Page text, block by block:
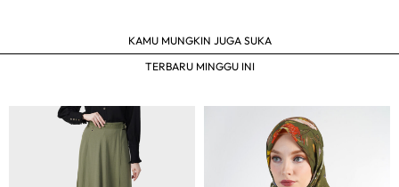
Headscarf Printing dengan motif ornamental yang kaya
Pilihan ideal untuk gaya elegan di berbagai kesempatan
Mudah dipadukan dengan aneka warna outfit
KAMU MUNGKIN JUGA SUKA
TERBARU MINGGU INI